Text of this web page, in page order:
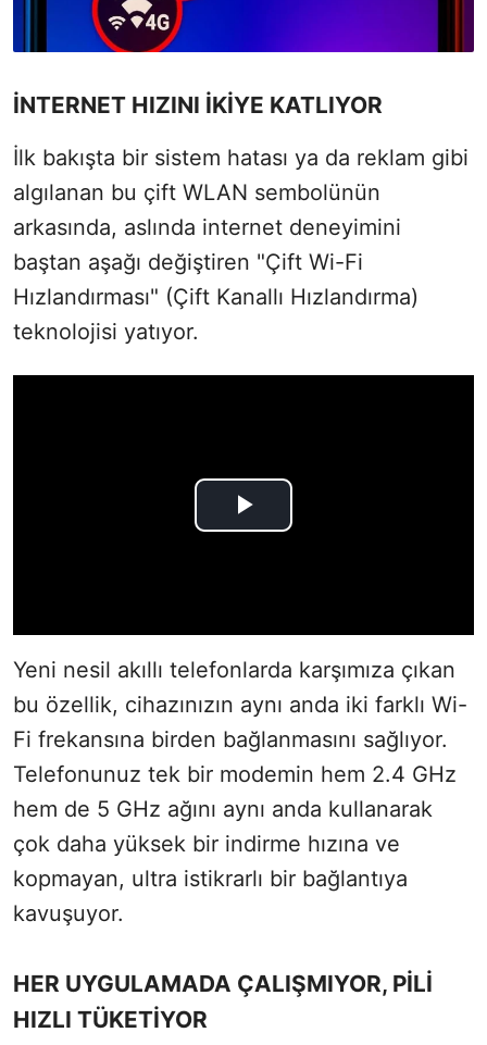
İNTERNET HIZINI İKİYE KATLIYOR
İlk bakışta bir sistem hatası ya da reklam gibi
algılanan bu çift WLAN sembolünün
arkasında, aslında internet deneyimini
baştan aşağı değiştiren "Çift Wi-Fi
Hızlandırması" (Çift Kanallı Hızlandırma)
teknolojisi yatıyor.
Yeni nesil akıllı telefonlarda karşımıza çıkan
bu özellik, cihazınızın aynı anda iki farklı Wi-
Fi frekansına birden bağlanmasını sağlıyor.
Telefonunuz tek bir modemin hem 2.4 GHz
hem de 5 GHz ağını aynı anda kullanarak
çok daha yüksek bir indirme hızına ve
kopmayan, ultra istikrarlı bir bağlantıya
kavuşuyor.
HER UYGULAMADA ÇALIŞMIYOR, PİLİ
HIZLI TÜKETİYOR